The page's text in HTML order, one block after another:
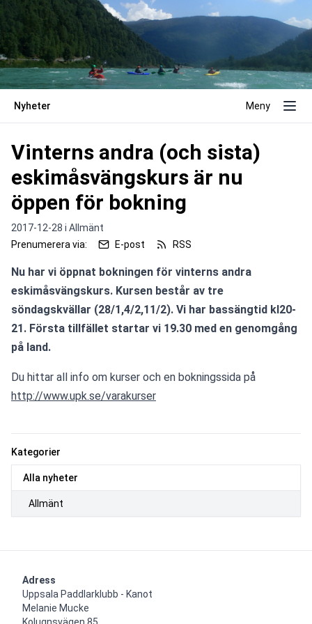
Nyheter Meny
Kategorier
Alla nyheter
Allmänt
Vinterns andra (och sista)
eskimåsvängskurs är nu
öppen för bokning
2017-12-28 i Allmänt
Prenumerera via:
E-post RSS
Nu har vi öppnat bokningen för vinterns andra
eskimåsvängskurs. Kursen består av tre
söndagskvällar (28/1,4/2,11/2). Vi har bassängtid kl20-
21. Första tillfället startar vi 19.30 med en genomgång
på land.
Du hittar all info om kurser och en bokningssida på
http://www.upk.se/varakurser
Adress
Uppsala Paddlarklubb - Kanot
Melanie Mucke